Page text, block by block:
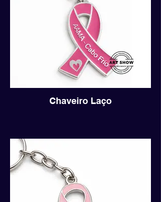
Chaveiro Laço